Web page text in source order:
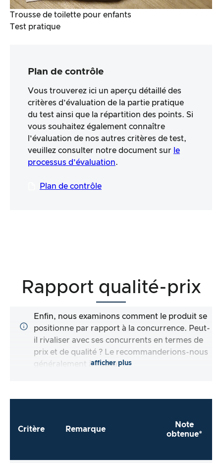
Trousse de toilette pour enfants
Test pratique
Plan de contrôle
Vous trouverez ici un aperçu détaillé des
critères d’évaluation de la partie pratique
du test ainsi que la répartition des points. Si
vous souhaitez également connaître
l’évaluation de nos autres critères de test,
veuillez consulter notre document sur le
processus d’évaluation.
Plan de contrôle
Rapport qualité-prix
Enfin, nous examinons comment le produit se
positionne par rapport à la concurrence. Peut-
il rivaliser avec ses concurrents en termes de
prix et de qualité ? Le recommanderions-nous
généralement à l’achat ?
afficher plus
Critère Remarque
Note
obtenue*